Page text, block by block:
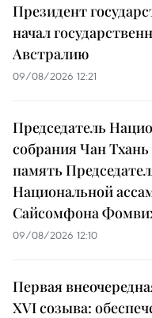
Президент
начал
Австралию
09/08/2026 12:21
Председатель
собрания Чан
память
Национальной
Сайсомфона
09/08/2026 12:10
Первая
XVI созыва: